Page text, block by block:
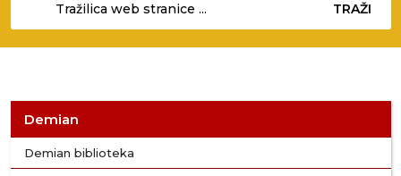
TRAŽI
Demian
Demian biblioteka